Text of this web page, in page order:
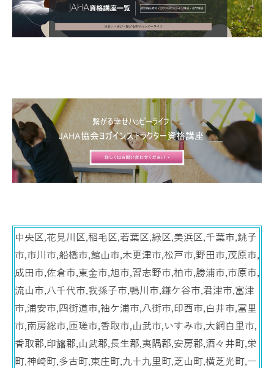
中央区,花見川区,稲毛区,若葉区,緑区,美浜区,千葉市,銚子
市,市川市,船橋市,館山市,木更津市,松戸市,野田市,茂原市,
成田市,佐倉市,東金市,旭市,習志野市,柏市,勝浦市,市原市,
流山市,八千代市,我孫子市,鴨川市,鎌ケ谷市,君津市,富津
市,浦安市,四街道市,袖ケ浦市,八街市,印西市,白井市,富里
市,南房総市,匝瑳市,香取市,山武市,いすみ市,大網白里市,
香取郡,印旛郡,山武郡,長生郡,夷隅郡,安房郡,酒々井町,栄
町,神崎町,多古町,東庄町,九十九里町,芝山町,横芝光町,一